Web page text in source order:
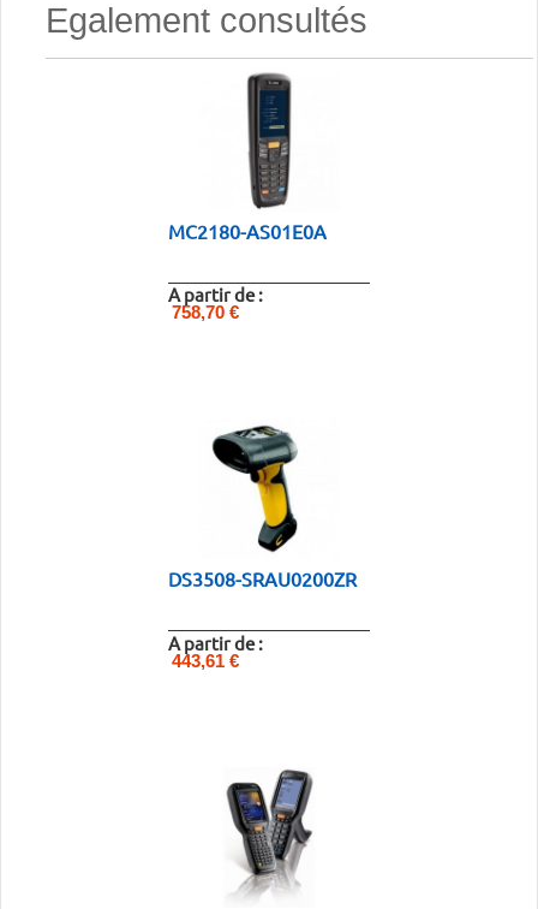
Egalement consultés
MC2180-AS01E0A
A partir de :
758,70 €
DS3508-SRAU0200ZR
A partir de :
443,61 €